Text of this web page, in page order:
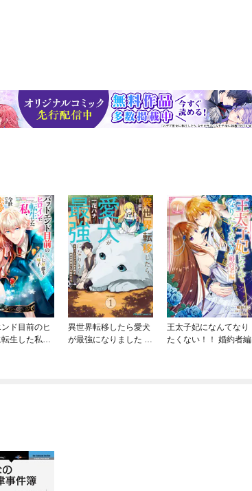
ド目前のヒ
生した私、
異世界転移したら愛犬
が最強になりました ～
王太子妃になんてなり
たくない！！ 婚約者編